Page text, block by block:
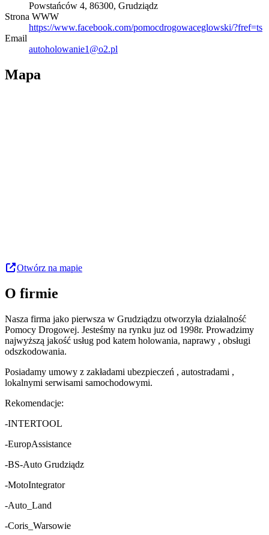
Powstańców 4, 86300, Grudziądz
Strona WWW
https://www.facebook.com/pomocdrogowaceglowski/?fref=ts
Email
autoholowanie1@o2.pl
Mapa
Otwórz na mapie
O firmie
Nasza firma jako pierwsza w Grudziądzu otworzyła działalność
Pomocy Drogowej. Jesteśmy na rynku juz od 1998r. Prowadzimy
najwyższą jakość usług pod katem holowania, naprawy , obsługi
odszkodowania.
Posiadamy umowy z zakładami ubezpieczeń , autostradami ,
lokalnymi serwisami samochodowymi.
Rekomendacje:
-INTERTOOL
-EuropAssistance
-BS-Auto Grudziądz
-MotoIntegrator
-Auto_Land
-Coris_Warsowie